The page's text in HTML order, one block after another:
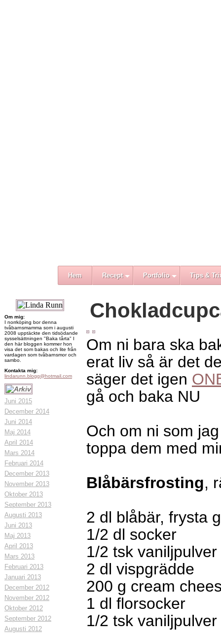
Hem Recept Portfolio Tips &
Om mig:
I norrköping bor denna
tvåbarnsmamma som i augusti
2008 upptäckte den tidsödande
sysselsättningen "Baka tårta" I
den här bloggen kommer hon
visa det som bakas och lite från
vardagen som tvåbarnsmor och
sambo.
Kontakta mig:
lindarunn.blogg@hotmail.com
Juni 2015
December 2014
Juni 2014
Maj 2014
April 2014
Mars 2014
Februari 2014
December 2013
November 2013
Oktober 2013
September 2013
Augusti 2013
Juni 2013
Maj 2013
April 2013
Mars 2013
Februari 2013
Januari 2013
December 2012
November 2012
Oktober 2012
September 2012
Augusti 2012
Om ni bara ska
erat liv så är det
säger det igen
gå och baka NU
Och om ni som
toppa dem med
Blåbärsfrosting,
2 dl blåbär, frysta
1/2 dl socker
1/2 tsk vaniljpulver
2 dl vispgrädde
200 g cream
1 dl florsocker
1/2 tsk vaniljpulver